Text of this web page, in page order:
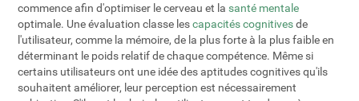
commence afin d'optimiser le cerveau et la santé mentale
optimale. Une évaluation classe lescapacités cognitivesde
l'utilisateur, comme la mémoire, de la plus forte à la plus faible en
déterminant le poids relatif de chaque compétence. Même si
certains utilisateurs ont une idée des aptitudes cognitives qu'ils
souhaitent améliorer, leur perception est nécessairement